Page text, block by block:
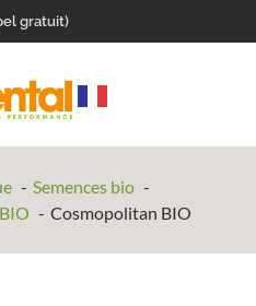
gratuit)
Semences bio
Cosmopolitan BIO